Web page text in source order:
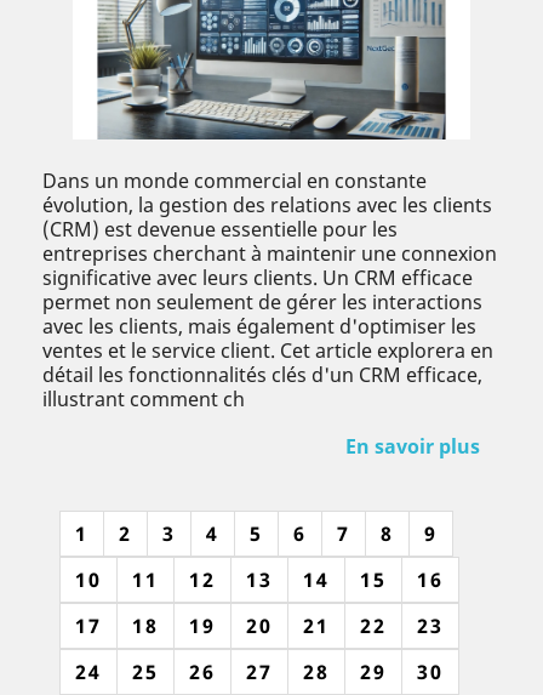
Dans un monde commercial en constante
évolution, la gestion des relations avec les clients
(CRM) est devenue essentielle pour les
entreprises cherchant à maintenir une connexion
significative avec leurs clients. Un CRM efficace
permet non seulement de gérer les interactions
avec les clients, mais également d'optimiser les
ventes et le service client. Cet article explorera en
détail les fonctionnalités clés d'un CRM efficace,
illustrant comment ch
En savoir plus
1 2 3 4 5 6 7 8
9
10
11 12 13 14 15
16
17
18 19 20 21 22
23
24
25 26 27 28 29
30